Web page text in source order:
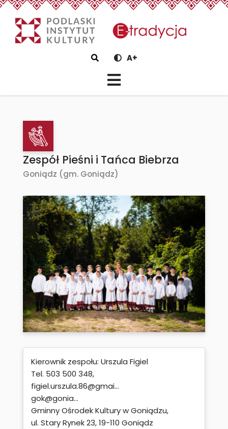
eTradycjaZespół Pieśni i
Szukaj A+
Zespół Pieśni i Tańca Biebrza
Goniądz (gm. Goniądz)
Kierownik zespołu: Urszula Figiel
Tel. 503 500 348,
figiel.urszula.86@gmai...
gok@gonia...
Gminny Ośrodek Kultury w Goniądzu,
ul. Stary Rynek 23, 19-110 Goniądz